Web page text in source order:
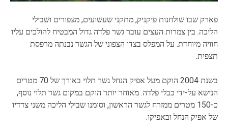
פארק שבו שולחנות פיקניק, מתקני שעשועים, מצפורים ושבילי
הליכה. בין צמרות העצים עובר גשר פלדה גדול המבטיח להולכים עליו
חוויה מיוחדת. על המפלס בצדו הצפוני של הגשר נבנתה מרפסת
תצפית.
בשנת 2004 הוקם מעל אפיק הנחל גשר תלוי באורך של 70 מטרים
הנישא על-ידי כבלי פלדה. מאוחר יותר הוקם במקום גשר תלוי נוסף,
כ-150 מטרים ממזרח לגשר הראשון, וסומנו שבילי הליכה משני צדדיו
של אפיק הנחל ובאפיקו.